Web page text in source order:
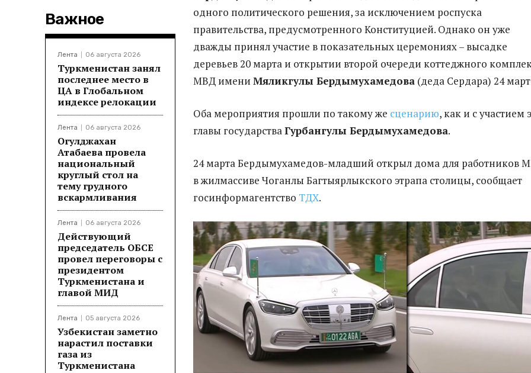
Важное
Лента 06 августа 2026
Туркменистан занял
последнее место в
ЦА в Глобальном
индексе релокации
Лента 06 августа 2026
Огулджахан
Атабаева провела
национальный
круглый стол на
тему грудного
вскармливания
Лента 06 августа 2026
Действующий
председатель ОБСЕ
провел переговоры с
президентом
Туркменистана и
главой МИД
Лента 05 августа 2026
Узбекистан заметно
нарастил поставки
газа из
Туркменистана
одного политического решения, за исключением роспуска
правительства, предусмотренного Конституцией. Однако он уже
дважды принял участие в показательных церемониях – высадке
деревьев 20 марта и открытии второй очереди коттеджного
МВД имени Мяликгулы Бердымухамедова (деда Сердара) 24
Оба мероприятия прошли по такому же сценарию, как и с участием
главы государстваГурбангулы Бердымухамедова.
24 марта Бердымухамедов-младший открыл дома для работников
в жилмассиве Чоганлы Багтыярлыкского этрапа столицы, сообщает
госинформагентство ТДХ.